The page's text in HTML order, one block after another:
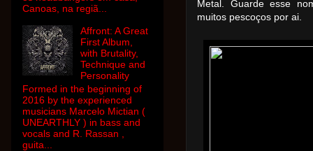
Metal. Guarde esse
muitos pescoços por ai.
Canoas, na regiã...
Affront: A Great
First Album,
with Brutality,
Technique and
Personality
Formed in the beginning of
2016 by the experienced
musicians Marcelo Mictian (
UNEARTHLY ) in bass and
vocals and R. Rassan ,
guita...